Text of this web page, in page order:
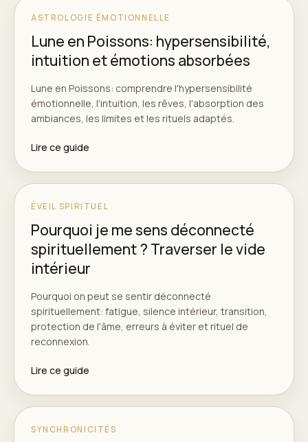
ASTROLOGIE ÉMOTIONNELLE
Lune en Poissons: hypersensibilité,
intuition et émotions absorbées
Lune en Poissons: comprendre l'hypersensibilité
émotionnelle, l'intuition, les rêves, l'absorption des
ambiances, les limites et les rituels adaptés.
Lire ce guide
ÉVEIL SPIRITUEL
Pourquoi je me sens déconnecté
spirituellement ? Traverser le vide
intérieur
Pourquoi on peut se sentir déconnecté
spirituellement: fatigue, silence intérieur, transition,
protection de l'âme, erreurs à éviter et rituel de
reconnexion.
Lire ce guide
SYNCHRONICITÉS